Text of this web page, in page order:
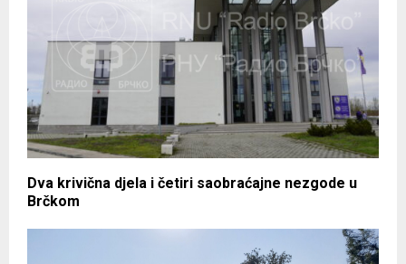
Dva krivična djela i četiri saobraćajne nezgode u
Brčkom